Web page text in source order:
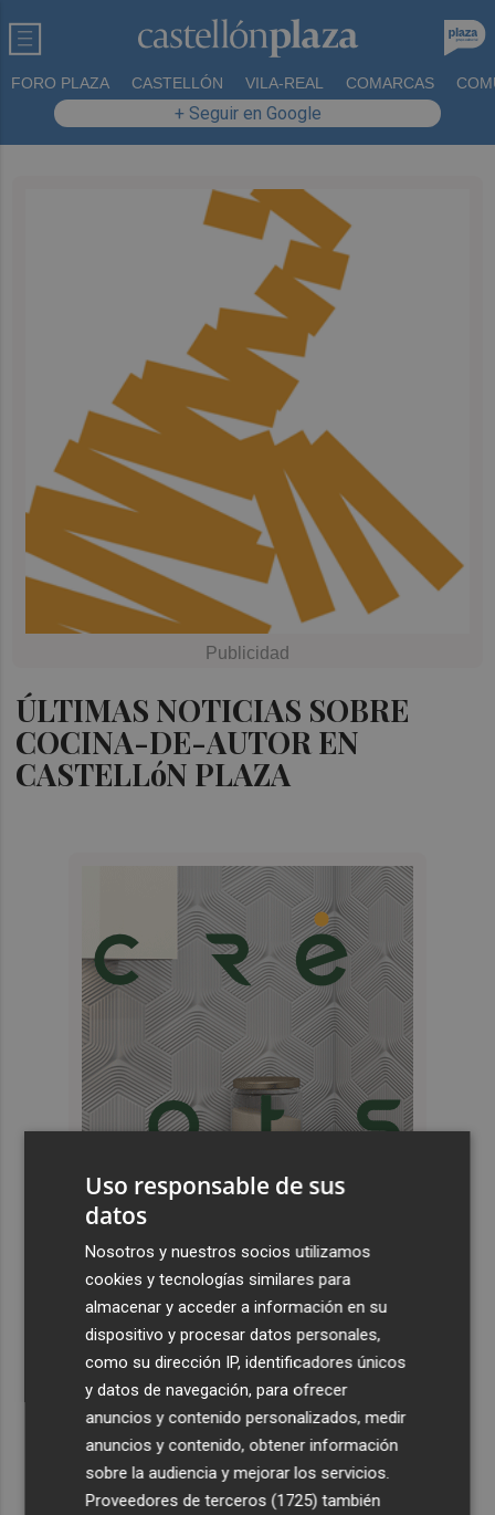
FORO PLAZA CASTELLÓN VILA-REAL COMARCAS
+ Seguir en Google
ÚLTIMAS NOTICIAS SOBRE
COCINA-DE-AUTOR EN
CASTELLóN PLAZA
Últimas Noticias
Acrobacias en miniatura: la exposición del Circo del Sol
en la estación de tren de Alicante
Sagunt a Escena recupera 'La ópera de los tres
centavos' con la voz de Coque Malla
La Filmoteca d'Estiu se lanza a las armas con la
proyección de 'Una batalla tras otra'
Mounir, en el Real Murcia: "Llevo deseando que llegue
Uso responsable de sus
datos
Nosotros y nuestros socios utilizamos
cookies y tecnologías similares para
almacenar y acceder a información en su
dispositivo y procesar datos personales,
como su dirección IP, identificadores únicos
y datos de navegación, para ofrecer
anuncios y contenido personalizados, medir
anuncios y contenido, obtener información
sobre la audiencia y mejorar los servicios.
Proveedores de terceros (1725) también